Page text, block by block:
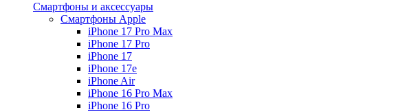
Смартфоны и аксессуары
Смартфоны Apple
iPhone 17 Pro Max
iPhone 17 Pro
iPhone 17
iPhone 17e
iPhone Air
iPhone 16 Pro Max
iPhone 16 Pro